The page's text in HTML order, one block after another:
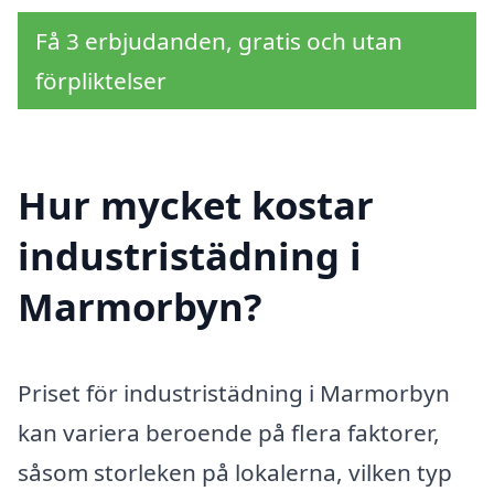
Få 3 erbjudanden, gratis och utan
förpliktelser
Hur mycket kostar
industristädning i
Marmorbyn?
Priset för industristädning i Marmorbyn
kan variera beroende på flera faktorer,
såsom storleken på lokalerna, vilken typ